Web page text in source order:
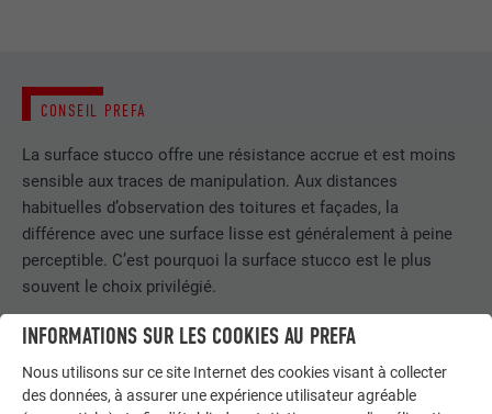
CONSEIL PREFA
La surface stucco offre une résistance accrue et est moins
sensible aux traces de manipulation. Aux distances
habituelles d’observation des toitures et façades, la
différence avec une surface lisse est généralement à peine
perceptible. C’est pourquoi la surface stucco est le plus
souvent le choix privilégié.
INFORMATIONS SUR LES COOKIES AU PREFA
Nous utilisons sur ce site Internet des cookies visant à collecter
des données, à assurer une expérience utilisateur agréable